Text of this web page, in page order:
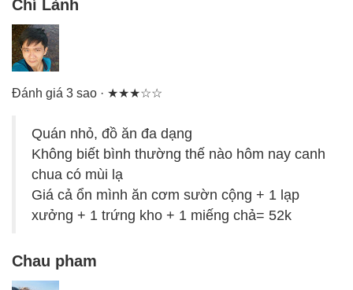
Chí Lành
Đánh giá 3 sao · ★★★☆☆
Quán nhỏ, đồ ăn đa dạng
Không biết bình thường thế nào hôm nay canh
chua có mùi lạ
Giá cả ổn mình ăn cơm sườn cộng + 1 lạp
xưởng + 1 trứng kho + 1 miếng chả= 52k
Chau pham